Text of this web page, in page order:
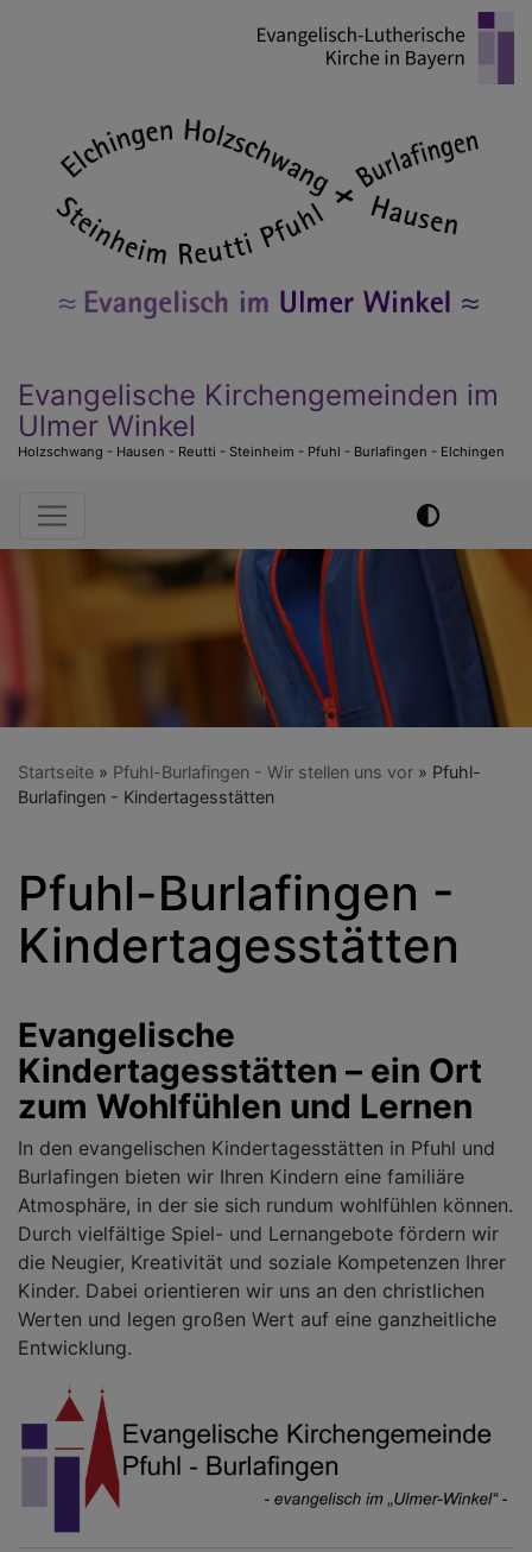
Evangelische Kirchengemeinden im
Ulmer Winkel
Holzschwang - Hausen - Reutti - Steinheim - Pfuhl - Burlafingen - Elchingen
Hauptnavigation
Startseite Pfuhl-Burlafingen - Wir stellen uns vor
Pfuhl-
Burlafingen - Kindertagesstätten
Pfuhl-Burlafingen -
Kindertagesstätten
Evangelische
Kindertagesstätten – ein Ort
zum Wohlfühlen und Lernen
In den evangelischen Kindertagesstätten in Pfuhl und
Burlafingen bieten wir Ihren Kindern eine familiäre
Atmosphäre, in der sie sich rundum wohlfühlen können.
Durch vielfältige Spiel- und Lernangebote fördern wir
die Neugier, Kreativität und soziale Kompetenzen Ihrer
Kinder. Dabei orientieren wir uns an den christlichen
Werten und legen großen Wert auf eine ganzheitliche
Entwicklung.